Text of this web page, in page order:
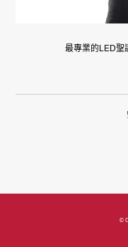
最專業的LED聖
©